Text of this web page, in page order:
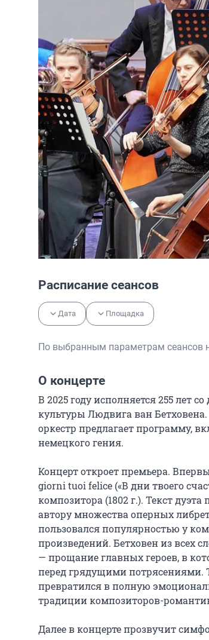
Расписание сеансов
Дата Площадка
По выбранным параметрам сеансов
О концерте
В 2025 году исполняется 255 лет
культуры Людвига ван
оркестр предлагает
немецкого гения.
Концерт откроет премьера.
giorni tuoi felice («В дни твоего
композитора (1802 г.). Текст
автору множества оперных
пользовался популярностью у
произведений. Бетховен из всех
— прощание главных героев, в
перед грядущими потрясениями.
превратился в полную
традиции композиторов-
Далее в концерте прозвучит